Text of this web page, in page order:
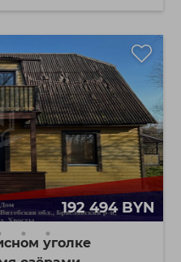
192 494 BYN
уголке